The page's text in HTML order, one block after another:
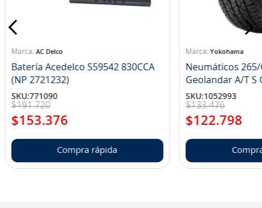
AC Delco
Batería Acedelco S59542 830CCA
(NP 2721232)
SKU:771090
$191.720
$153.376
Compra rápida
Yokohama
Neumáticos 265/
SKU:1052993
$133.476
$122.798